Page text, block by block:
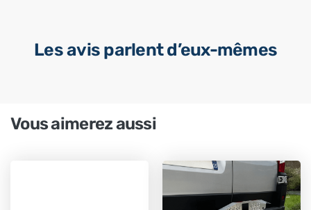
Les avis parlent d’eux-mêmes
Vous aimerez aussi